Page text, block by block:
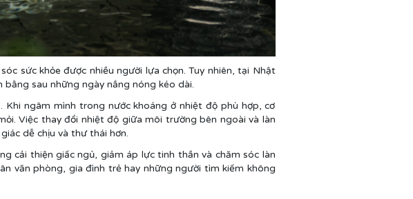
sức khỏe được nhiều người lựa chọn. Tuy nhiên, tại Nhật
sau những ngày nắng nóng kéo dài.
ngâm mình trong nước khoáng ở nhiệt độ phù hợp, cơ
Việc thay đổi nhiệt độ giữa môi trường bên ngoài và làn
dễ chịu và thư thái hơn.
cải thiện giấc ngủ, giảm áp lực tinh thần và chăm sóc làn
văn phòng, gia đình trẻ hay những người tìm kiếm không